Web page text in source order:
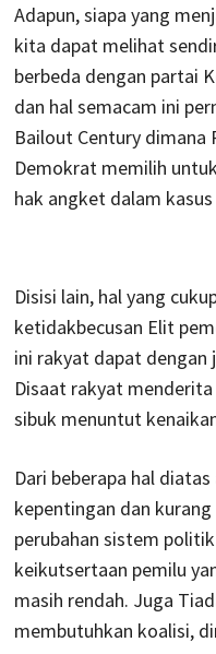
Adapun, siapa yang
kita dapat melihat
berbeda dengan partai
dan hal semacam ini
Bailout Century dimana
Demokrat memilih
hak angket dalam
Disisi lain, hal yang
ketidakbecusan Elit
ini rakyat dapat dengan
Disaat rakyat
sibuk menuntut
Dari beberapa hal
kepentingan dan
perubahan sistem
keikutsertaan pemilu
masih rendah. Juga
membutuhkan koalisi,